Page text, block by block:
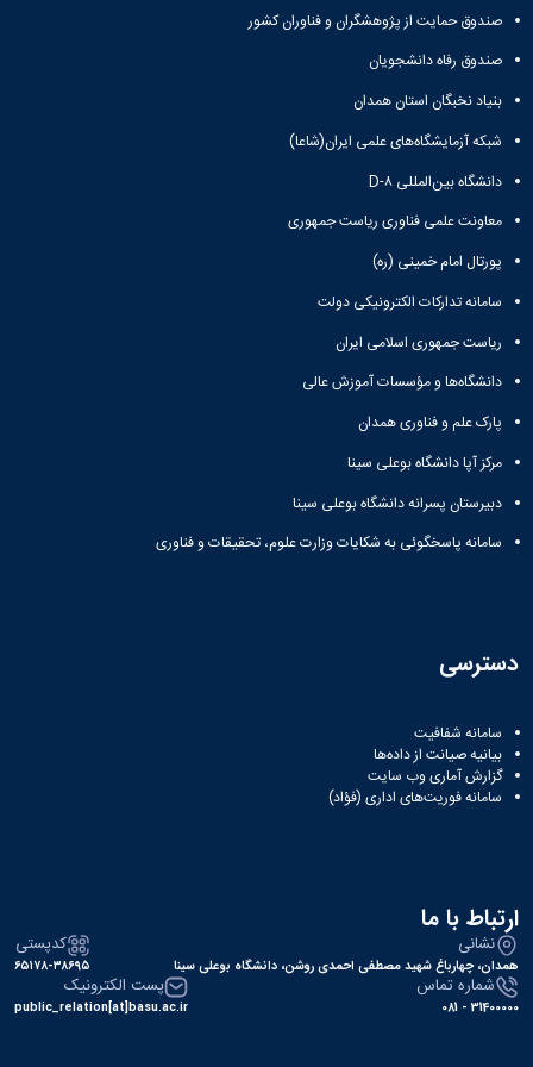
کارکنان
مصالح
آزمایشگاه
آزمایشگاه
باستان
شناسی
آزمایشگاه
ربات
و
بینایی
اولویت
طرح
های
پژوهشی
طرح
پژوهشی
سال
1398
نشریات
فناوری
فرهنگی
پلیس
فهرست
نشریات
کارگروه
اخلاق
در
کرسی
نظریه
پردازی
دانشگاه
های
هیات
علمی
سایر
آیین
ها
صندوق حمایت از پژوهشگران و فناوران کشور
صندوق رفاه دانشجویان
بنیاد نخبگان استان همدان
شبکه آزمایشگاه‌های علمی ایران(شاعا)
دانشگاه بین‌المللی D-۸
معاونت علمی فناوری ریاست جمهوری
پورتال امام خمینی (ره)
سامانه تدارکات الکترونیکی دولت
ریاست جمهوری اسلامی ایران
دانشگاه‌ها و مؤسسات آموزش عالی
پارک علم و فناوری همدان
مرکز آپا دانشگاه بوعلی سینا
دبیرستان پسرانه دانشگاه بوعلی سینا
سامانه پاسخگوئی به شکایات وزارت علوم، تحقیقات و فناوری
دسترسی
سامانه شفافیت
بیانیه صیانت از داده‌ها
گزارش آماری وب‌ سایت
سامانه فوریت‌های اداری (فؤاد)
ارتباط با ما
نشانی
همدان، چهارباغ شهید مصطفی احمدی روشن، دانشگاه بوعلی سینا
کدپستی
۶۵۱۷۸-۳۸۶۹۵
شماره تماس
31400000 - 081
پست الکترونیک
public_relation[at]basu.ac.ir